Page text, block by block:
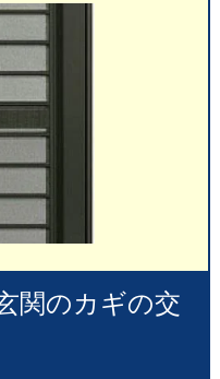
関のカギの交